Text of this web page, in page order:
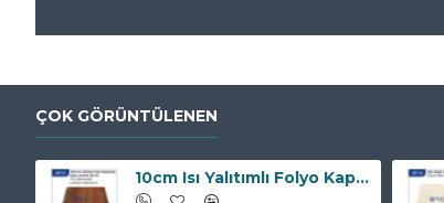
ÇOK GÖRÜNTÜLENEN
10cm Isı Yalıtımlı Folyo Kaplamalı Kapı Lambiri 20mm BP-37